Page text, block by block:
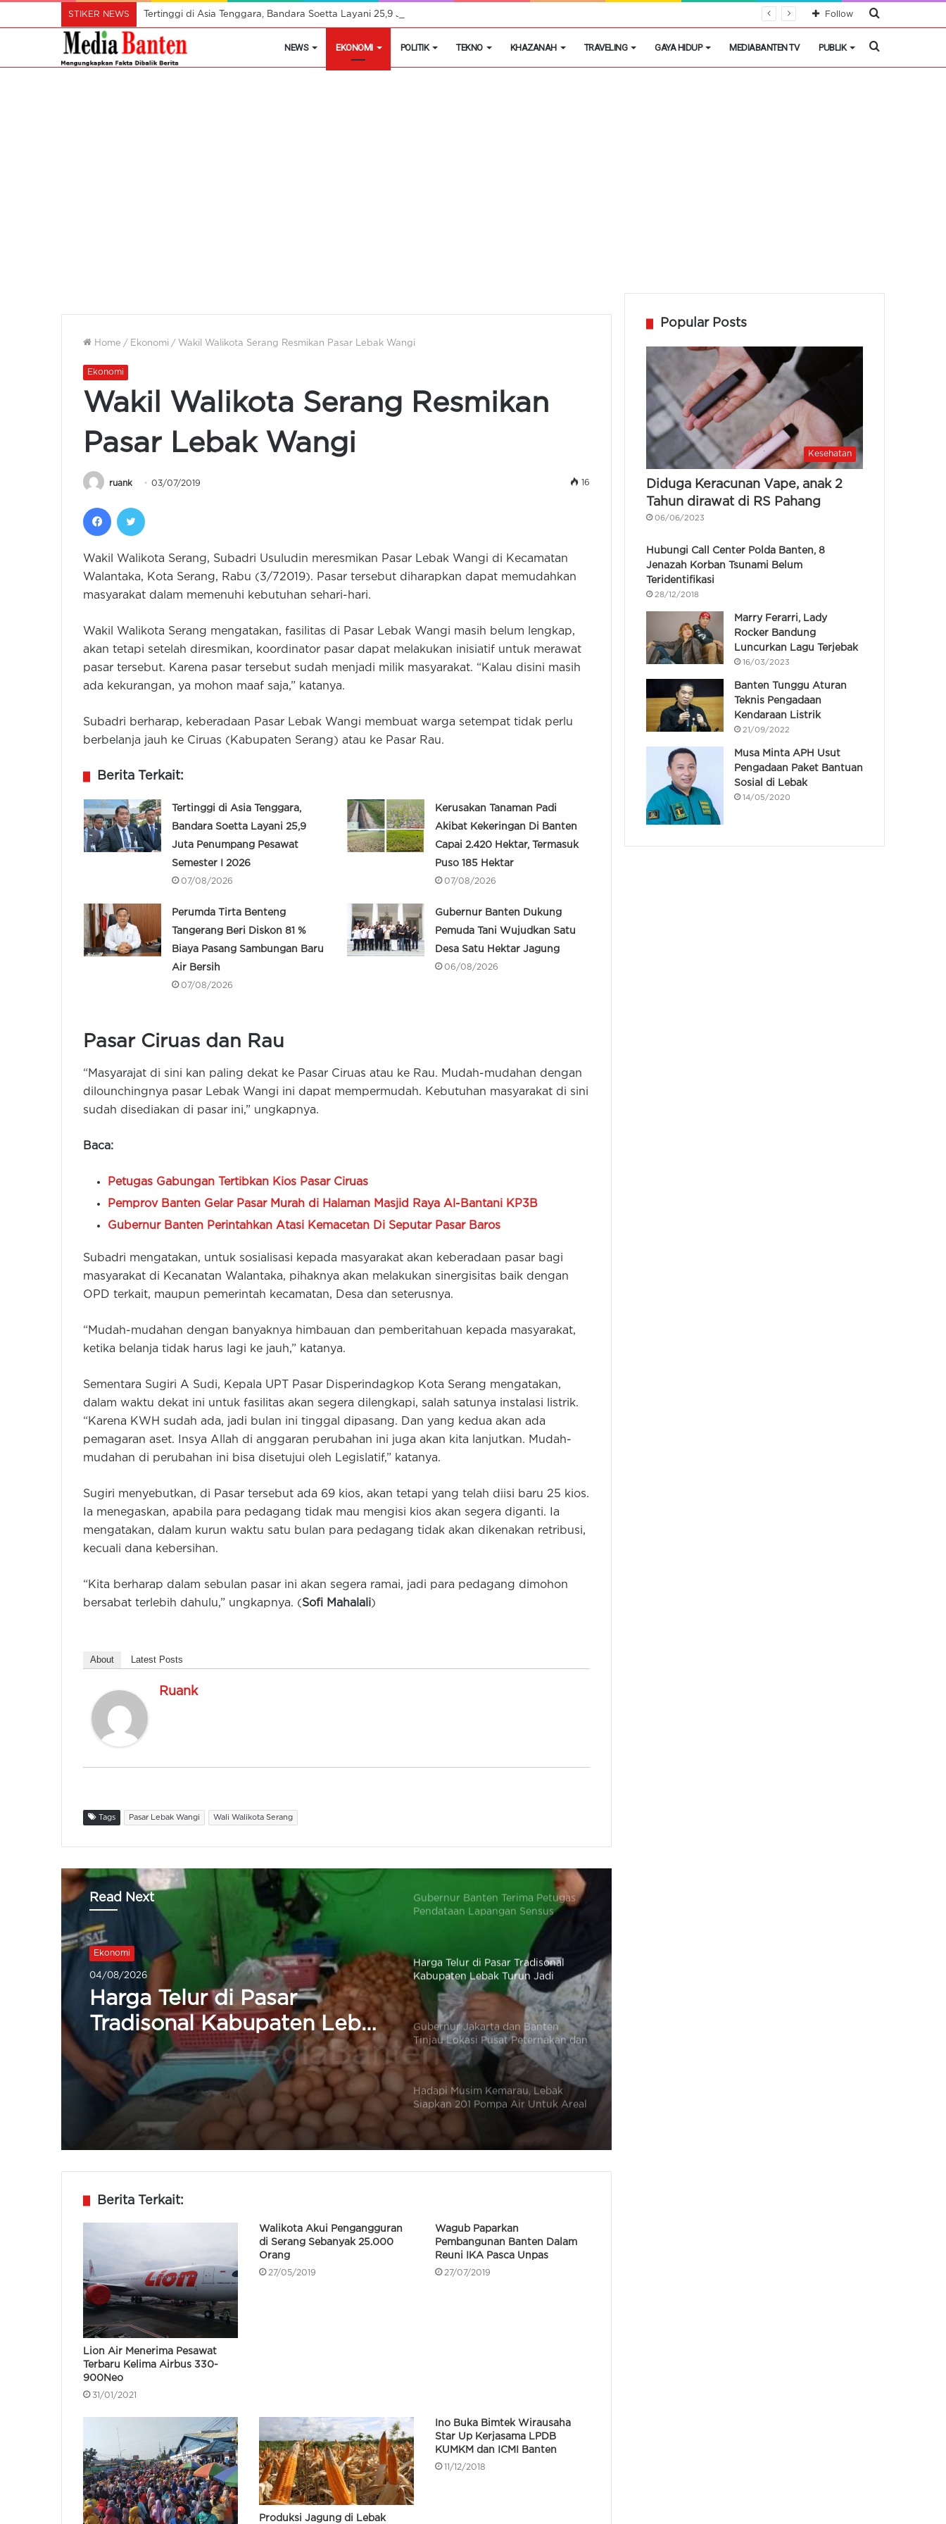
STIKER NEWS Tertinggi di Asia Tenggara, Bandara Soetta Layani 25,9 Juta Penumpang Pesawat Semester I 2026 Cari
Follow
NEWS EKONOMI POLITIK TEKNO KHAZANAH TRAVELING GAYA HIDUP MEDIABANTEN TV PUBLIK Cari
Home / Ekonomi / Wakil Walikota Serang Resmikan Pasar Lebak Wangi
Ekonomi
Wakil Walikota Serang Resmikan
Pasar Lebak Wangi
ruank 03/07/2019 16
Facebook
Wakil Walikota Serang, Subadri Usuludin meresmikan Pasar Lebak Wangi di Kecamatan
Walantaka, Kota Serang, Rabu (3/72019). Pasar tersebut diharapkan dapat memudahkan
masyarakat dalam memenuhi kebutuhan sehari-hari.
Wakil Walikota Serang mengatakan, fasilitas di Pasar Lebak Wangi masih belum lengkap,
akan tetapi setelah diresmikan, koordinator pasar dapat melakukan inisiatif untuk merawat
pasar tersebut. Karena pasar tersebut sudah menjadi milik masyarakat. “Kalau disini masih
ada kekurangan, ya mohon maaf saja,” katanya.
Subadri berharap, keberadaan Pasar Lebak Wangi membuat warga setempat tidak perlu
berbelanja jauh ke Ciruas (Kabupaten Serang) atau ke Pasar Rau.
Berita Terkait:
Tertinggi di Asia Tenggara,
Bandara Soetta Layani 25,9
Juta Penumpang Pesawat
Semester I 2026
07/08/2026
Kerusakan Tanaman Padi
Akibat Kekeringan Di Banten
Capai 2.420 Hektar, Termasuk
Puso 185 Hektar
07/08/2026
Perumda Tirta Benteng
Tangerang Beri Diskon 81 %
Biaya Pasang Sambungan Baru
Air Bersih
07/08/2026
Gubernur Banten Dukung
Pemuda Tani Wujudkan Satu
Desa Satu Hektar Jagung
06/08/2026
Pasar Ciruas dan Rau
“Masyarajat di sini kan paling dekat ke Pasar Ciruas atau ke Rau. Mudah-mudahan dengan
dilounchingnya pasar Lebak Wangi ini dapat mempermudah. Kebutuhan masyarakat di sini
sudah disediakan di pasar ini,” ungkapnya.
Baca:
Petugas Gabungan Tertibkan Kios Pasar Ciruas
Pemprov Banten Gelar Pasar Murah di Halaman Masjid Raya Al-Bantani KP3B
Gubernur Banten Perintahkan Atasi Kemacetan Di Seputar Pasar Baros
Subadri mengatakan, untuk sosialisasi kepada masyarakat akan keberadaan pasar bagi
masyarakat di Kecanatan Walantaka, pihaknya akan melakukan sinergisitas baik dengan
OPD terkait, maupun pemerintah kecamatan, Desa dan seterusnya.
“Mudah-mudahan dengan banyaknya himbauan dan pemberitahuan kepada masyarakat,
ketika belanja tidak harus lagi ke jauh,” katanya.
Sementara Sugiri A Sudi, Kepala UPT Pasar Disperindagkop Kota Serang mengatakan,
dalam waktu dekat ini untuk fasilitas akan segera dilengkapi, salah satunya instalasi listrik.
“Karena KWH sudah ada, jadi bulan ini tinggal dipasang. Dan yang kedua akan ada
pemagaran aset. Insya Allah di anggaran perubahan ini juga akan kita lanjutkan. Mudah-
mudahan di perubahan ini bisa disetujui oleh Legislatif,” katanya.
Sugiri menyebutkan, di Pasar tersebut ada 69 kios, akan tetapi yang telah diisi baru 25 kios.
Ia menegaskan, apabila para pedagang tidak mau mengisi kios akan segera diganti. Ia
mengatakan, dalam kurun waktu satu bulan para pedagang tidak akan dikenakan retribusi,
kecuali dana kebersihan.
“Kita berharap dalam sebulan pasar ini akan segera ramai, jadi para pedagang dimohon
bersabat terlebih dahulu,” ungkapnya. (Sofi Mahalali)
About Latest Posts
Ruank
Tags Pasar Lebak Wangi Wali Walikota Serang
Read Next
Ekonomi
04/08/2026
Harga Telur di Pasar
Tradisonal Kabupaten Lebak
Turun Jadi Rp22.500 / Kg
Ekonomi
01/08/2026
Gubernur Jakarta dan
Banten Tinjau Lokasi Pusat
Peternakan dan Pertanian di
Ciangir
Kisah Rapih Herdiansyah: Dari
Wartawan Hingga Jadi Komisaris
Murah Khusus Pengemudi Ojol di
Km Jalan Desa
Gubernur Banten Tinjau
Pendataan Lapangan Sensus
Harga Telur di Pasar Tradisonal
Kabupaten Lebak Turun Jadi
Gubernur Jakarta dan Banten
Tinjau Lokasi Pusat Peternakan dan
Pertanian di Ciangir
Hadapi Musim Kemarau, Lebak
Siapkan 201 Pompa Air Untuk Areal
Pertanian
Gubernur Banten Hadiri Panen
Raya Padi Organik 1.500 Hektar di
Sukarame
Murah Khusus Pengemudi Ojol di
Panancangan
Pembangunan Jembatan Piano
Yang Hubungkan Serang –
Tangerang
Gubernur Banten Terima Petugas
Pendataan Lapangan Sensus
Ekonomi 2026
Berita Terkait:
Lion Air Menerima Pesawat
Terbaru Kelima Airbus 330-
900Neo
31/01/2021
Walikota Akui Pengangguran
di Serang Sebanyak 25.000
Orang
27/05/2019
Wagub Paparkan
Pembangunan Banten Dalam
Reuni IKA Pasca Unpas
27/07/2019
Produksi Jagung di Lebak
Ino Buka Bimtek Wirausaha
Star Up Kerjasama LPDB
KUMKM dan ICMI Banten
11/12/2018
Popular Posts
Kesehatan
Diduga Keracunan Vape, anak 2
Tahun dirawat di RS Pahang
06/06/2023
Hubungi Call Center Polda Banten, 8
Jenazah Korban Tsunami Belum
Teridentifikasi
28/12/2018
Marry Ferarri, Lady
Rocker Bandung
Luncurkan Lagu Terjebak
16/03/2023
Banten Tunggu Aturan
Teknis Pengadaan
Kendaraan Listrik
21/09/2022
Musa Minta APH Usut
Pengadaan Paket Bantuan
Sosial di Lebak
14/05/2020